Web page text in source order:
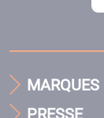
MARQUES
PRESSE